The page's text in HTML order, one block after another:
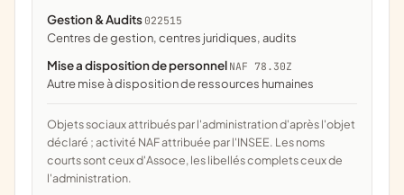
Gestion & Audits 022515
centres de gestion, centres juridiques, audits
Mise a disposition de personnel NAF 78.30Z
Autre mise à disposition de ressources humaines
Objets sociaux attribués par l'administration d'après l'objet
déclaré ; activité NAF attribuée par l'INSEE. Les noms
courts sont ceux d'Assoce, les libellés complets ceux de
l'administration.